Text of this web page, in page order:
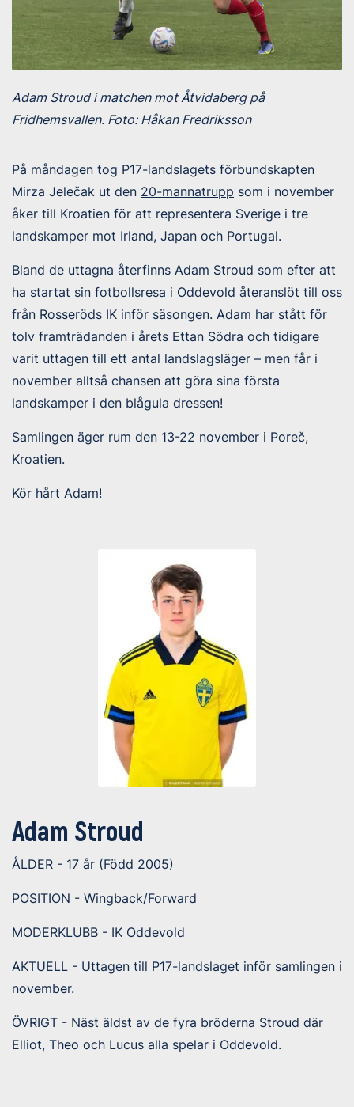
Adam Stroud i matchen mot Åtvidaberg på
Fridhemsvallen. Foto: Håkan Fredriksson
På måndagen tog P17-landslagets förbundskapten
Mirza Jelečak ut den 20-mannatrupp som i november
åker till Kroatien för att representera Sverige i tre
landskamper mot Irland, Japan och Portugal.
Bland de uttagna återfinns Adam Stroud som efter att
ha startat sin fotbollsresa i Oddevold återanslöt till oss
från Rosseröds IK inför säsongen. Adam har stått för
tolv framträdanden i årets Ettan Södra och tidigare
varit uttagen till ett antal landslagsläger – men får i
november alltså chansen att göra sina första
landskamper i den blågula dressen!
Samlingen äger rum den 13-22 november i Poreč,
Kroatien.
Kör hårt Adam!
Adam Stroud
ÅLDER - 17 år (Född 2005)
POSITION - Wingback/Forward
MODERKLUBB - IK Oddevold
AKTUELL - Uttagen till P17-landslaget inför samlingen i
november.
ÖVRIGT - Näst äldst av de fyra bröderna Stroud där
Elliot, Theo och Lucus alla spelar i Oddevold.